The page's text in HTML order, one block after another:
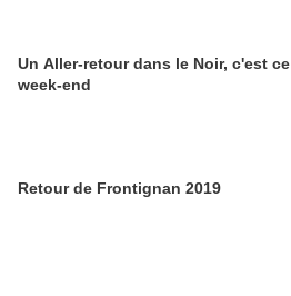
Un Aller-retour dans le Noir, c'est ce
week-end
Retour de Frontignan 2019